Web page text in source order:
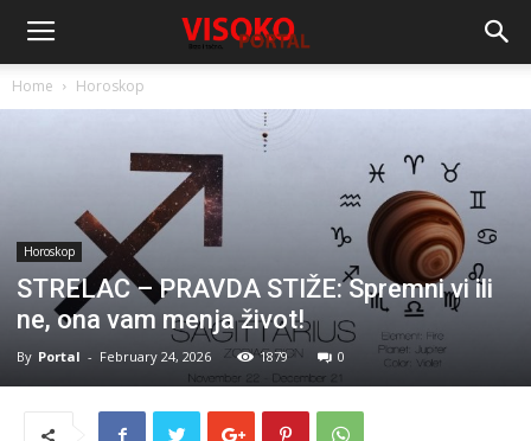
Home Horoskop
Horoskop
STRELAC – PRAVDA STIŽE: Spremni vi ili
ne, ona vam menja život!
By Portal - February 24, 2026 1879 0